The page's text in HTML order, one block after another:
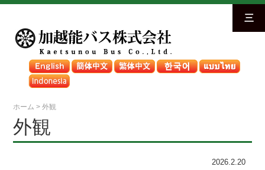
三
ホーム >外観
外観
2026.2.20